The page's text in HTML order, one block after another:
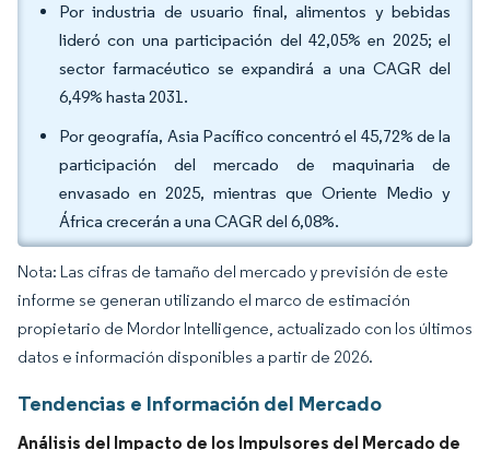
Por industria de usuario final, alimentos y bebidas
lideró con una participación del 42,05% en 2025; el
sector farmacéutico se expandirá a una CAGR del
6,49% hasta 2031.
Por geografía, Asia Pacífico concentró el 45,72% de la
participación del mercado de maquinaria de
envasado en 2025, mientras que Oriente Medio y
África crecerán a una CAGR del 6,08%.
Nota: Las cifras de tamaño del mercado y previsión de este
informe se generan utilizando el marco de estimación
propietario de Mordor Intelligence, actualizado con los últimos
datos e información disponibles a partir de 2026.
Tendencias e Información del Mercado
Análisis del Impacto de los Impulsores del Mercado de